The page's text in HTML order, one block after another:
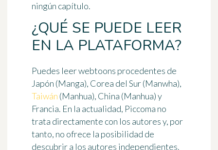
ningún capítulo.
¿QUÉ SE PUEDE LEER
EN LA PLATAFORMA?
Puedes leerwebtoons procedentes de
Japón (Manga), Corea del Sur (Manwha),
Taiwán (Manhua), China (Manhua) y
Francia. En la actualidad, Piccoma no
trata directamente con los autores y, por
tanto, no ofrece la posibilidad de
descubrir a los autores independientes.